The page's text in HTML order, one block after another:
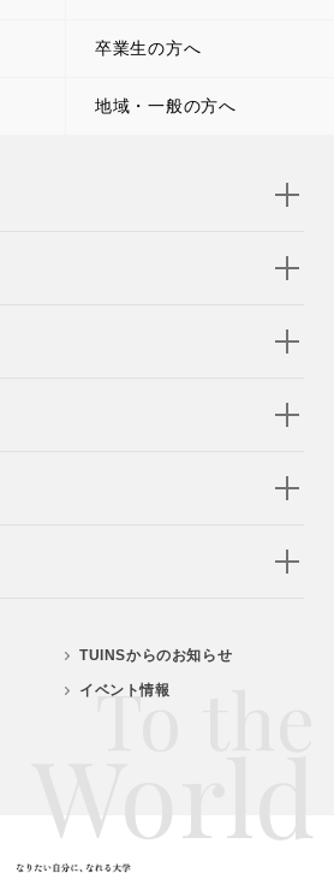
卒業生の方へ
地域・一般の方へ
TUINSからのお知らせ
イベント情報
To the
World